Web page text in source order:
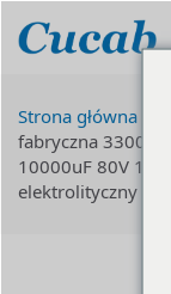
Strona główna
fabryczna 3300uF
10000uF 80V
elektrolityczny